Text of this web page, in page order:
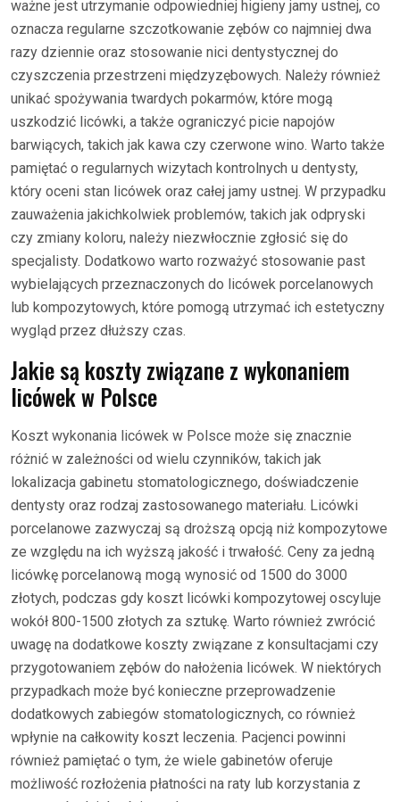
ważne jest utrzymanie odpowiedniej higieny jamy ustnej, co
oznacza regularne szczotkowanie zębów co najmniej dwa
razy dziennie oraz stosowanie nici dentystycznej do
czyszczenia przestrzeni międzyzębowych. Należy również
unikać spożywania twardych pokarmów, które mogą
uszkodzić licówki, a także ograniczyć picie napojów
barwiących, takich jak kawa czy czerwone wino. Warto także
pamiętać o regularnych wizytach kontrolnych u dentysty,
który oceni stan licówek oraz całej jamy ustnej. W przypadku
zauważenia jakichkolwiek problemów, takich jak odpryski
czy zmiany koloru, należy niezwłocznie zgłosić się do
specjalisty. Dodatkowo warto rozważyć stosowanie past
wybielających przeznaczonych do licówek porcelanowych
lub kompozytowych, które pomogą utrzymać ich estetyczny
wygląd przez dłuższy czas.
Jakie są koszty związane z wykonaniem
licówek w Polsce
Koszt wykonania licówek w Polsce może się znacznie
różnić w zależności od wielu czynników, takich jak
lokalizacja gabinetu stomatologicznego, doświadczenie
dentysty oraz rodzaj zastosowanego materiału. Licówki
porcelanowe zazwyczaj są droższą opcją niż kompozytowe
ze względu na ich wyższą jakość i trwałość. Ceny za jedną
licówkę porcelanową mogą wynosić od 1500 do 3000
złotych, podczas gdy koszt licówki kompozytowej oscyluje
wokół 800-1500 złotych za sztukę. Warto również zwrócić
uwagę na dodatkowe koszty związane z konsultacjami czy
przygotowaniem zębów do nałożenia licówek. W niektórych
przypadkach może być konieczne przeprowadzenie
dodatkowych zabiegów stomatologicznych, co również
wpłynie na całkowity koszt leczenia. Pacjenci powinni
również pamiętać o tym, że wiele gabinetów oferuje
możliwość rozłożenia płatności na raty lub korzystania z